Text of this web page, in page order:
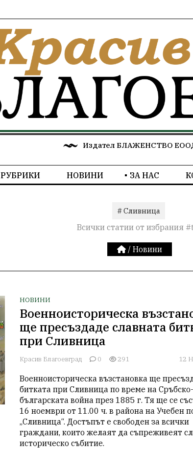
Издател БЛАЖЕНСТВО
РУБРИКИ НОВИНИ ЗА НАС
# Сливница
Всички статии от избрания
/ Новини
НОВИНИ
Военноисторическа
ще пресъздаде славната
при Сливница
Красив Благоевград 0 291 12
Военноисторическа възстановка ще
битката при Сливница по време на Сръбско-
българската война през 1885 г. Тя ще се
16 ноември от 11.00 ч. в района на Учебен
„Сливница“. Достъпът е свободен за всички
граждани, които желаят да съпреживеят
историческо събитие.